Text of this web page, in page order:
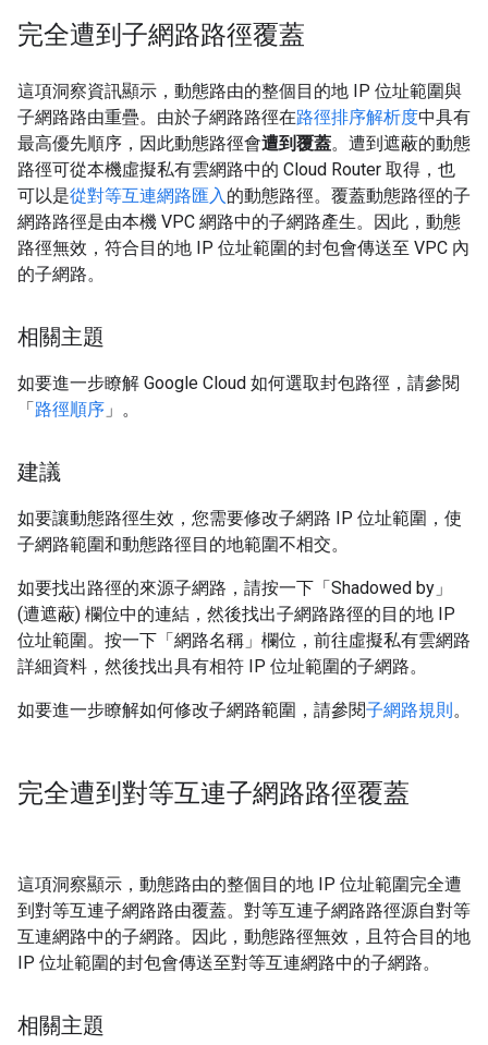
完全遭到子網路路徑覆蓋
這項洞察資訊顯示，動態路由的整個目的地 IP 位址範圍與
子網路路由重疊。由於子網路路徑在路徑排序解析度中具有
最高優先順序，因此動態路徑會遭到覆蓋。遭到遮蔽的動態
路徑可從本機虛擬私有雲網路中的 Cloud Router 取得，也
可以是從對等互連網路匯入的動態路徑。覆蓋動態路徑的子
網路路徑是由本機 VPC 網路中的子網路產生。因此，動態
路徑無效，符合目的地 IP 位址範圍的封包會傳送至 VPC 內
的子網路。
相關主題
如要進一步瞭解 Google Cloud 如何選取封包路徑，請參閱
「路徑順序 」。
建議
如要讓動態路徑生效，您需要修改子網路 IP 位址範圍，使
子網路範圍和動態路徑目的地範圍不相交。
如要找出路徑的來源子網路，請按一下「Shadowed by」
(遭遮蔽) 欄位中的連結，然後找出子網路路徑的目的地 IP
位址範圍。按一下「網路名稱」 欄位，前往虛擬私有雲網路
詳細資料，然後找出具有相符 IP 位址範圍的子網路。
如要進一步瞭解如何修改子網路範圍，請參閱子網路規則。
完全遭到對等互連子網路路徑覆蓋
這項洞察顯示，動態路由的整個目的地 IP 位址範圍完全遭
到對等互連子網路路由覆蓋。對等互連子網路路徑源自對等
互連網路中的子網路。因此，動態路徑無效，且符合目的地
IP 位址範圍的封包會傳送至對等互連網路中的子網路。
相關主題